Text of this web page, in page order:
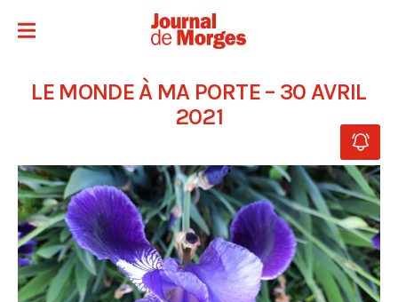
LE MONDE À MA PORTE – 30 AVRIL
2021